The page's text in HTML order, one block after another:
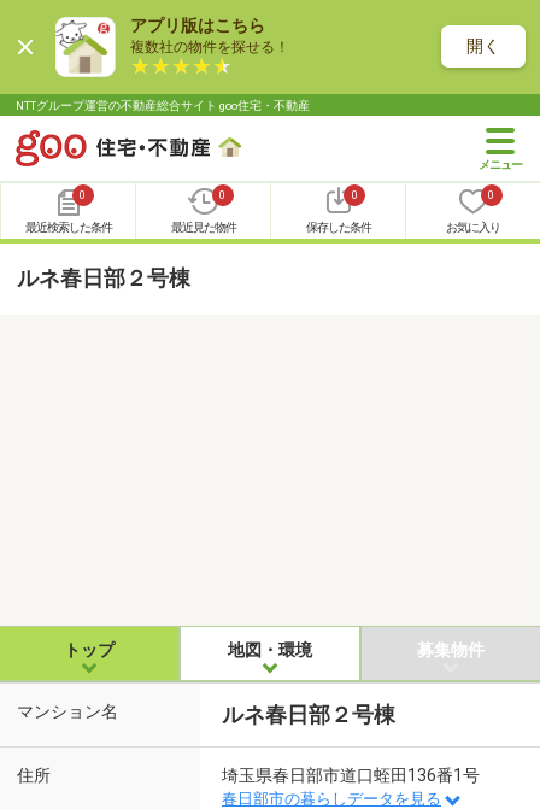
アプリ版はこちら
複数社の物件を探せる！ 開く
NTTグループ運営の不動産総合サイト goo住宅・不動産
0
最近検索した条件
0
最近見た物件
0
保存した条件
0
お気に入り
ルネ春日部２号棟
トップ 地図・環境 募集物件
マンション名 ルネ春日部２号棟
住所 埼玉県春日部市道口蛭田136番1号
春日部市の暮らしデータを見る